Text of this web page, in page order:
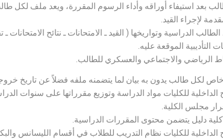
بعد استيفاء أوراقه وأداء الرسوم المقررة، ويعد ملف لكل
لإجراء القيد.
الدراسية وتواريخها ( القيد ـ الامتحانات ـ نتائح الامتحانات ـ
التأديبية الموقعة عليه.
الرياضي والاجتماعي والعسكري للطالب.
لكل طالب يدون به بيان لما يتضمنه ملفه فضلاً عن تاريخ
الداخلية للكليات مواد الدراسة وتوزيع مقرراتها على
مجلس الكلية.
دليل يتضمن محتوى المقررات الدراسية.
الداخلية للكليات نظام التدريب للطلاب في أقسام الليسانس